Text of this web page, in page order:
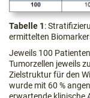
Tabelle 1:
ermittelten
Jeweils 100
Tumorzellen jeweils
Zielstruktur für den
wurde mit 60 %